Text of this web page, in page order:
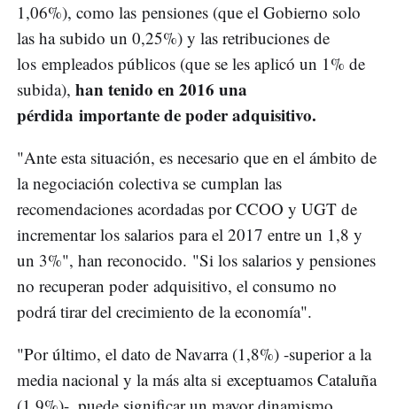
1,06%), como las pensiones (que el Gobierno solo
las ha subido un 0,25%) y las retribuciones de
los empleados públicos (que se les aplicó un 1% de
subida), han tenido en 2016 una
pérdida importante de poder adquisitivo.
"Ante esta situación, es necesario que en el ámbito de
la negociación colectiva se cumplan las
recomendaciones acordadas por CCOO y UGT de
incrementar los salarios para el 2017 entre un 1,8 y
un 3%", han reconocido. "Si los salarios y pensiones
no recuperan poder adquisitivo, el consumo no
podrá tirar del crecimiento de la economía".
"Por último, el dato de Navarra (1,8%) -superior a la
media nacional y la más alta si exceptuamos Cataluña